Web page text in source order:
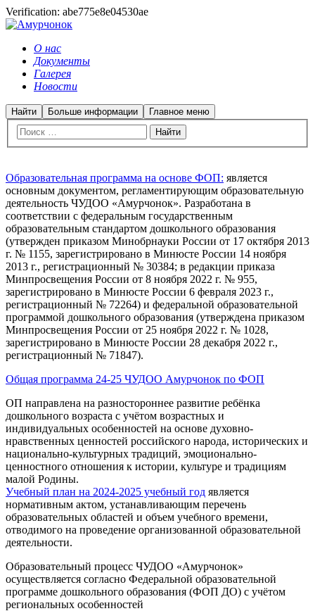
Verification: abe775e8e04530ae
O нас
Документы
Галерея
Новости
Найти Больше информации Главное меню
Образовательная программа на основе ФОП: является
основным документом, регламентирующим образовательную
деятельность ЧУДОО «Амурчонок». Разработана в
соответствии с федеральным государственным
образовательным стандартом дошкольного образования
(утвержден приказом Минобрнауки России от 17 октября 2013
г. № 1155, зарегистрировано в Минюсте России 14 ноября
2013 г., регистрационный № 30384; в редакции приказа
Минпросвещения России от 8 ноября 2022 г. № 955,
зарегистрировано в Минюсте России 6 февраля 2023 г.,
регистрационный № 72264) и федеральной образовательной
программой дошкольного образования (утверждена приказом
Минпросвещения России от 25 ноября 2022 г. № 1028,
зарегистрировано в Минюсте России 28 декабря 2022 г.,
регистрационный № 71847).
Общая программа 24-25 ЧУДОО Амурчонок по ФОП
ОП направлена на разностороннее развитие ребёнка
дошкольного возраста с учётом возрастных и
индивидуальных особенностей на основе духовно-
нравственных ценностей российского народа, исторических и
национально-культурных традиций, эмоционально-
ценностного отношения к истории, культуре и традициям
малой Родины.
Учебный план на 2024-2025 учебный год является
нормативным актом, устанавливающим перечень
образовательных областей и объем учебного времени,
отводимого на проведение организованной образовательной
деятельности.
Образовательный процесс ЧУДОО «Амурчонок»
осуществляется согласно Федеральной образовательной
программе дошкольного образования (ФОП ДО) с учётом
региональных особенностей